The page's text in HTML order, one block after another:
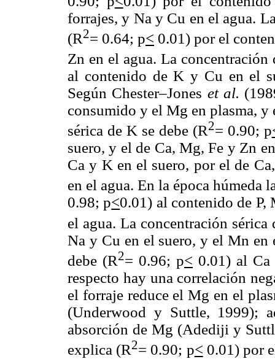
forrajes, y Na y Cu en el agua.
(R2= 0.64; p< 0.01) por el
Zn en el agua. La concentración
al contenido de K y Cu en el
Según Chester–Jones et al.
consumido y el Mg en plasma, y
sérica de K se debe (R2= 0.90; p
suero, y el de Ca, Mg, Fe y Zn
Ca y K en el suero, por el de
en el agua. En la época húmeda
0.98; p<0.01) al contenido de
el agua. La concentración sérica
Na y Cu en el suero, y el Mn en
debe (R2= 0.96; p< 0.01) al
respecto hay una correlación
el forraje reduce el Mg en el
(Underwood y Suttle, 1999);
absorción de Mg (Adediji y
explica (R2= 0.90; p< 0.01) por